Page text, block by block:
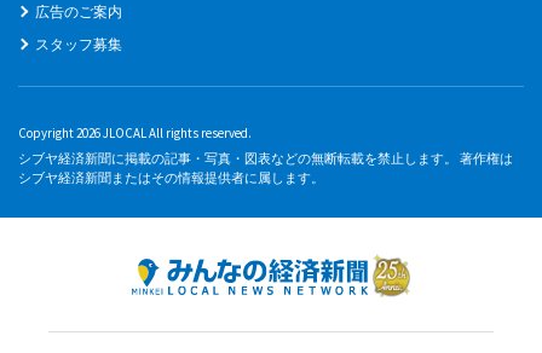
広告のご案内
スタッフ募集
Copyright 2026 JLOCAL All rights reserved.
シブヤ経済新聞に掲載の記事・写真・図表などの無断転載を禁止します。 著作権は
シブヤ経済新聞またはその情報提供者に属します。